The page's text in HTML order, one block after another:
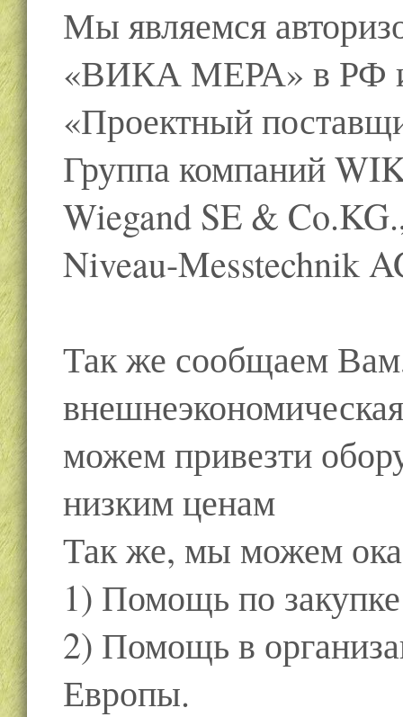
Мы являемся
«ВИКА МЕРА» в РФ и
«Проектный
Группа компаний
Wiegand SE &
Niveau-Messtechnik
Так же сообщаем
можем привезти
низким ценам
Так же, мы можем
1) Помощь по
2) Помощь в
Европы.